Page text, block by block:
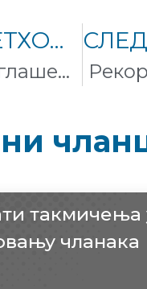
ПРЕТХОДНИ ЧЛАНАК
Проглашени победници фото-конкурса „Вики воли Земљу 2017“ – Врело Грза Маје Стошић најлепша фотографија природе Србије
такмичења
чланака